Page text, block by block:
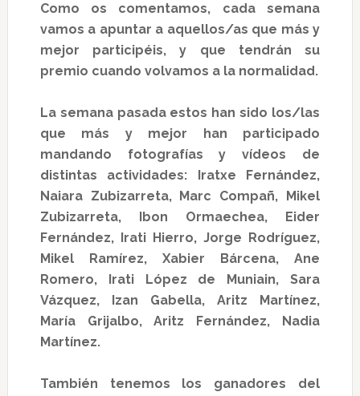
Como os comentamos, cada semana
vamos a apuntar a aquellos/as que más y
mejor participéis, y que tendrán su
premio cuando volvamos a la normalidad.
La semana pasada estos han sido los/las
que más y mejor han participado
mandando fotografías y vídeos de
distintas actividades:
Iratxe Fernández,
Naiara Zubizarreta, Marc Compañ, Mikel
Zubizarreta, Ibon Ormaechea, Eider
Fernández, Irati Hierro, Jorge Rodríguez,
Mikel Ramírez, Xabier Bárcena, Ane
Romero, Irati López de Muniain, Sara
Vázquez, Izan Gabella, Aritz Martínez,
María Grijalbo, Aritz Fernández, Nadia
Martínez.
También tenemos los ganadores del